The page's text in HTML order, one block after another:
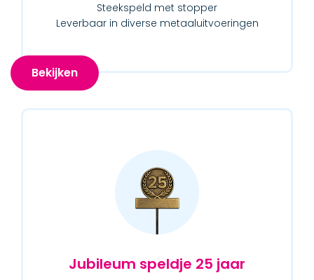
Steekspeld met stopper
Leverbaar in diverse metaaluitvoeringen
Bekijken
Jubileum speldje 25 jaar